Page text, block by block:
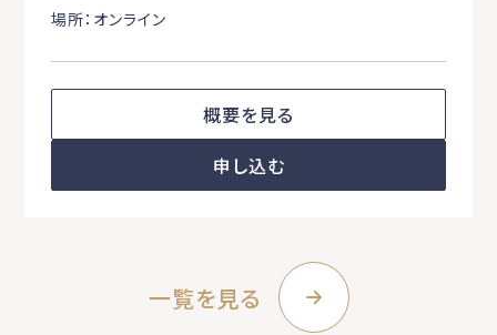
場所：オンライン
概要を見る
申し込む
一覧を見る